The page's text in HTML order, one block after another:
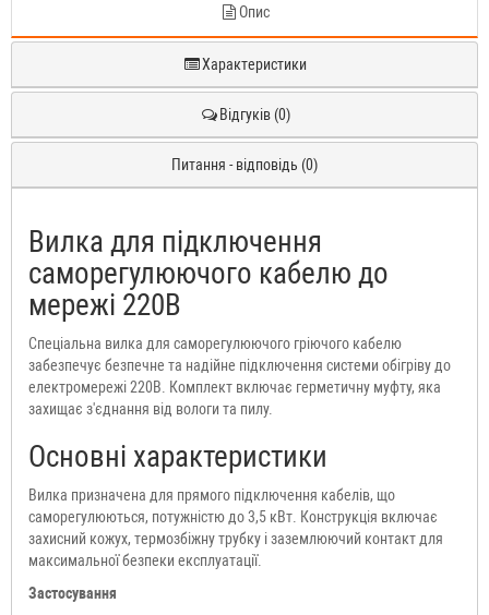
Опис
Характеристики
Відгуків (0)
Питання - відповідь (0)
Вилка для підключення
саморегулюючого кабелю до
мережі 220В
Спеціальна вилка для саморегулюючого гріючого кабелю
забезпечує безпечне та надійне підключення системи обігріву до
електромережі 220В. Комплект включає герметичну муфту, яка
захищає з'єднання від вологи та пилу.
Основні характеристики
Вилка призначена для прямого підключення кабелів, що
саморегулюються, потужністю до 3,5 кВт. Конструкція включає
захисний кожух, термозбіжну трубку і заземлюючий контакт для
максимальної безпеки експлуатації.
Застосування